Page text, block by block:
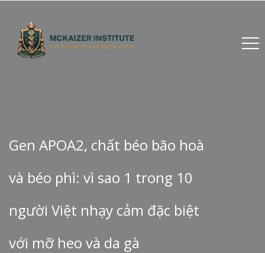
Gen APOA2, chất béo bão hoà
và béo phì: vì sao 1 trong 10
người Việt nhạy cảm đặc biệt
với mỡ heo và da gà